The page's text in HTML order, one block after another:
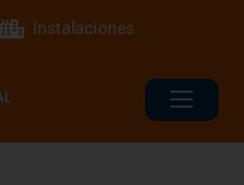
Instalaciones